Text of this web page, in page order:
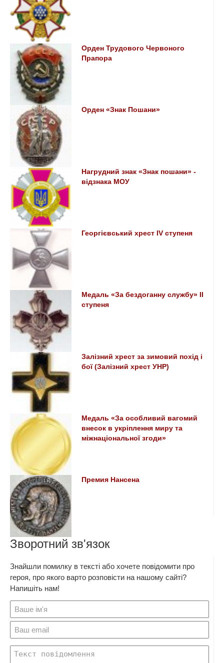
Орден Трудового Червоного
Прапора
Орден «Знак Пошани»
Нагрудний знак «Знак пошани» -
відзнака МОУ
Георгієвський хрест ІV ступеня
Медаль «За бездоганну службу» II
ступеня
Залізний хрест за зимовий похід і
бої (Залізний хрест УНР)
Медаль «За особливий вагомий
внесок в укріплення миру та
міжнаціональної згоди»
Премия Нансена
Зворотний зв'язок
Знайшли помилку в тексті або хочете повідомити про
героя, про якого варто розповісти на нашому сайті?
Напишіть нам!